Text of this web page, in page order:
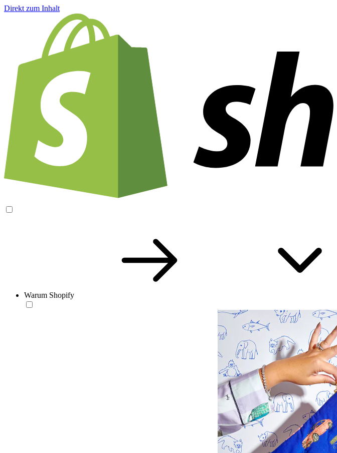
Direkt zum Inhalt
Warum Shopify